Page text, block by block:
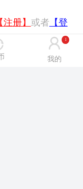
注册】 或者 【登
我的
1